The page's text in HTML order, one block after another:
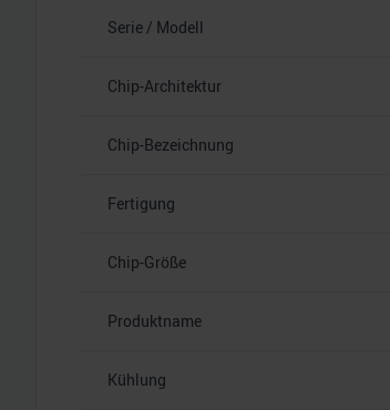
Serie / Modell
Chip-Architektur
Chip-Bezeichnung
Fertigung
Chip-Größe
Produktname
Kühlung